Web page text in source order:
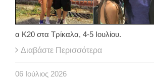
α Κ20 στα Τρίκαλα, 4-5 Ιουλίου.
Διαβάστε Περισσότερα
06 Ιούλιος 2026